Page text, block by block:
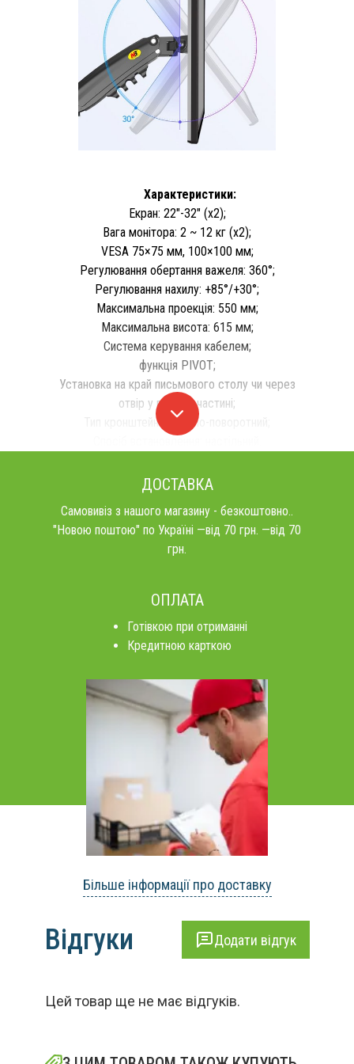
Характеристики:
Екран: 22"-32" (x2);
Вага монітора: 2 ~ 12 кг (x2);
VESA 75×75 мм, 100×100 мм;
Регулювання обертання важеля: 360°;
Регулювання нахилу: +85°/+30°;
Максимальна проекція: 550 мм;
Максимальна висота: 615 мм;
Система керування кабелем;
функція PIVOT;
Установка на край письмового столу чи через
отвір у верхній частині;
Тип кронштейна: похило-поворотний;
ДОСТАВКА
Самовивіз з нашого магазину - безкоштовно..
"Новою поштою" по Україні —від 70 грн. —від 70
грн.
ОПЛАТА
Готівкою при отриманні
Кредитною карткою
Більше інформації про доставку
Відгуки Додати відгук
Цей товар ще не має відгуків.